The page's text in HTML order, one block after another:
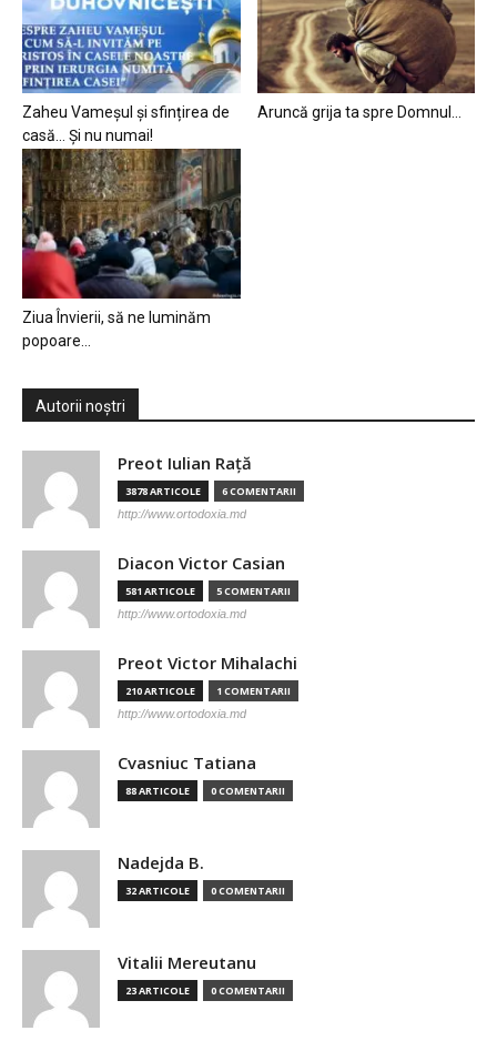
Zaheu Vameșul și sfințirea de
casă… Și nu numai!
Aruncă grija ta spre Domnul…
Ziua Învierii, să ne luminăm
popoare…
Autorii noștri
Preot Iulian Raţă
3878 ARTICOLE 6 COMENTARII
http://www.ortodoxia.md
Diacon Victor Casian
581 ARTICOLE 5 COMENTARII
http://www.ortodoxia.md
Preot Victor Mihalachi
210 ARTICOLE 1 COMENTARII
http://www.ortodoxia.md
Cvasniuc Tatiana
88 ARTICOLE 0 COMENTARII
Nadejda B.
32 ARTICOLE 0 COMENTARII
Vitalii Mereutanu
23 ARTICOLE 0 COMENTARII